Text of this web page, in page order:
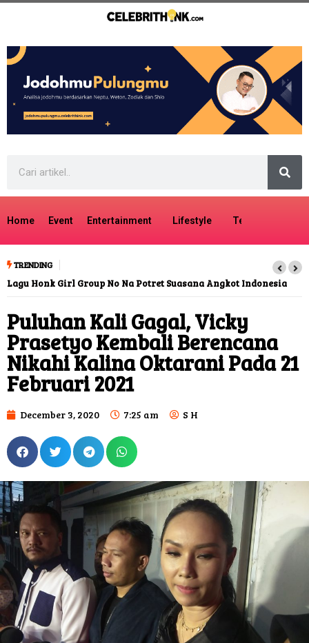
Home Event Entertainment Lifestyle Tech
TRENDING
Lagu Honk Girl Group No Na Potret Suasana Angkot Indonesia
Puluhan Kali Gagal, Vicky
Prasetyo Kembali Berencana
Nikahi Kalina Oktarani Pada 21
Februari 2021
December 3, 2020 7:25 am S H